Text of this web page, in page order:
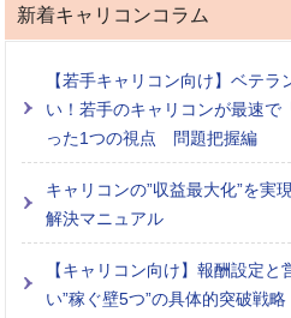
新着キャリコンコラム
【若手キャリコン向け】ベテ
い！若手のキャリコンが最速で
った1つの視点 問題把握編
キャリコンの”収益最大化”を実
解決マニュアル
【キャリコン向け】報酬設定
い”稼ぐ壁5つ”の具体的突破戦